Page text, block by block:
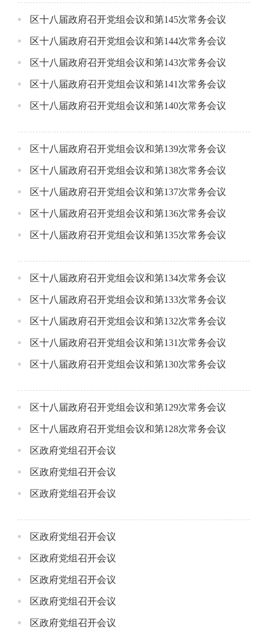
区十八届政府召开党组会议和第145次常务会议
区十八届政府召开党组会议和第144次常务会议
区十八届政府召开党组会议和第143次常务会议
区十八届政府召开党组会议和第141次常务会议
区十八届政府召开党组会议和第140次常务会议
区十八届政府召开党组会议和第139次常务会议
区十八届政府召开党组会议和第138次常务会议
区十八届政府召开党组会议和第137次常务会议
区十八届政府召开党组会议和第136次常务会议
区十八届政府召开党组会议和第135次常务会议
区十八届政府召开党组会议和第134次常务会议
区十八届政府召开党组会议和第133次常务会议
区十八届政府召开党组会议和第132次常务会议
区十八届政府召开党组会议和第131次常务会议
区十八届政府召开党组会议和第130次常务会议
区十八届政府召开党组会议和第129次常务会议
区十八届政府召开党组会议和第128次常务会议
区政府党组召开会议
区政府党组召开会议
区政府党组召开会议
区政府党组召开会议
区政府党组召开会议
区政府党组召开会议
区政府党组召开会议
区政府党组召开会议